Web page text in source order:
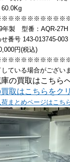
年製 型番：AQR-27H
番号 143-013745-003
円(税込)
している場合がござい
庫の買取はこちら
取はこちらをク
まとめページはこち